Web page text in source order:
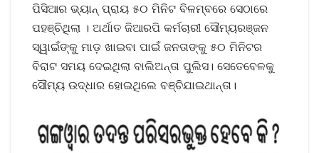
ପିସିଆର ଭ୍ୟାନ୍ ପ୍ରାୟ ୫୦ ମିନିଟ ବିଳମ୍ବରେ ସେଠାରେ
ପହଞ୍ଚିଥିଲା । ଅର୍ଥାତ ଜିଆରପି କର୍ମଚାରୀ ସୌମ୍ୟରଞ୍ଜନ
ସ୍ୱାଇଁଙ୍କୁ ମାଡ଼ ଖାଇବା ପାଇଁ ଜନତାଙ୍କୁ ୫୦ ମିନିଟର
ବିରାଟ ସମୟ ଦେଇଥିଲା ବାଲିଅନ୍ତା ପୁଲିସ। ସେତେବେଳକୁ
ସୌମ୍ୟ ଉଦ୍ଧାର ହୋଇଥିଲେ ବଞ୍ଚିଯାଇଥାନ୍ତା।